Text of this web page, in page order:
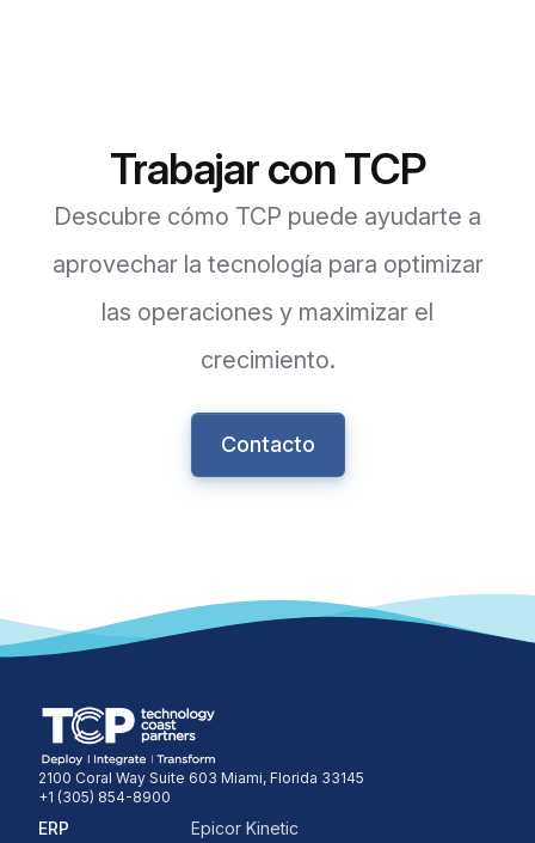
Trabajar con TCP
Descubre cómo TCP puede ayudarte a
aprovechar la tecnología para optimizar
las operaciones y maximizar el
crecimiento.
Contacto
2100 Coral Way Suite 603 Miami, Florida 33145
+1 (305) 854-8900
ERP
Epicor Kinetic